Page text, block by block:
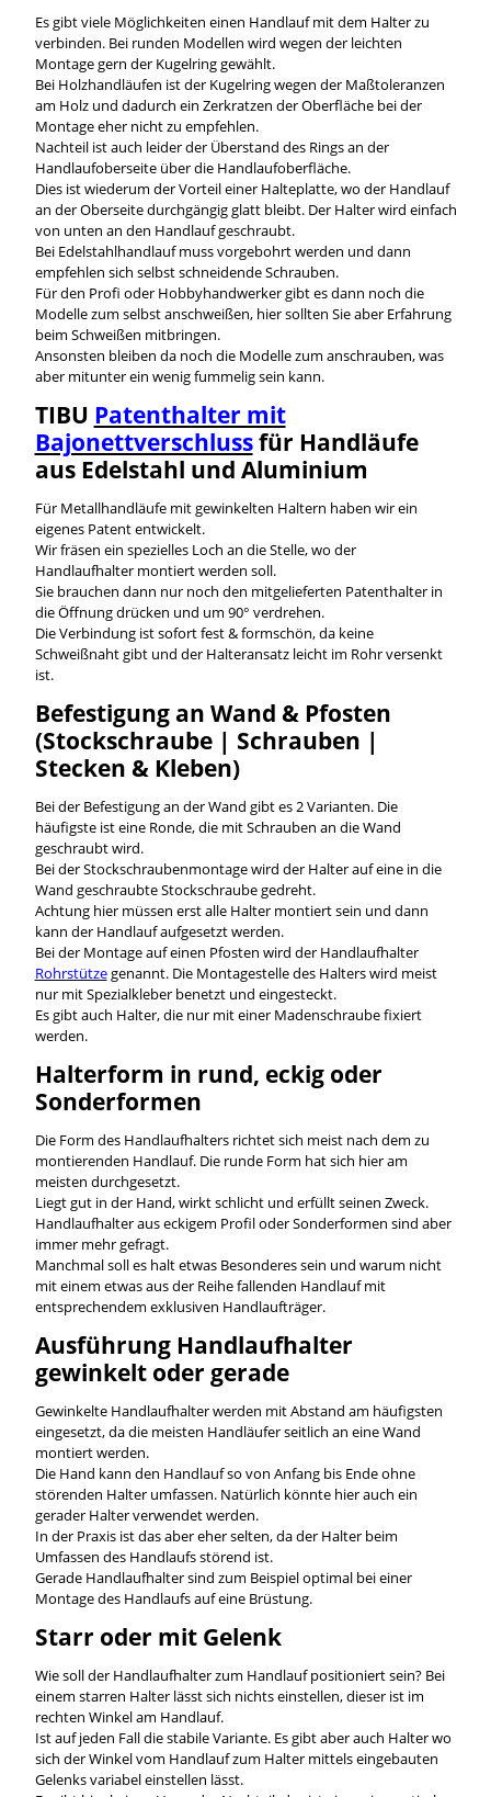
Es gibt viele Möglichkeiten einen Handlauf mit dem Halter zu
verbinden. Bei runden Modellen wird wegen der leichten
Montage gern der Kugelring gewählt.
Bei Holzhandläufen ist der Kugelring wegen der Maßtoleranzen
am Holz und dadurch ein Zerkratzen der Oberfläche bei der
Montage eher nicht zu empfehlen.
Nachteil ist auch leider der Überstand des Rings an der
Handlaufoberseite über die Handlaufoberfläche.
Dies ist wiederum der Vorteil einer Halteplatte, wo der Handlauf
an der Oberseite durchgängig glatt bleibt. Der Halter wird einfach
von unten an den Handlauf geschraubt.
Bei Edelstahlhandlauf muss vorgebohrt werden und dann
empfehlen sich selbst schneidende Schrauben.
Für den Profi oder Hobbyhandwerker gibt es dann noch die
Modelle zum selbst anschweißen, hier sollten Sie aber Erfahrung
beim Schweißen mitbringen.
Ansonsten bleiben da noch die Modelle zum anschrauben, was
aber mitunter ein wenig fummelig sein kann.
TIBU Patenthalter mit
Bajonettverschlussfür Handläufe
aus Edelstahl und Aluminium
Für Metallhandläufe mit gewinkelten Haltern haben wir ein
eigenes Patent entwickelt.
Wir fräsen ein spezielles Loch an die Stelle, wo der
Handlaufhalter montiert werden soll.
Sie brauchen dann nur noch den mitgelieferten Patenthalter in
die Öffnung drücken und um 90° verdrehen.
Die Verbindung ist sofort fest & formschön, da keine
Schweißnaht gibt und der Halteransatz leicht im Rohr versenkt
ist.
Befestigung an Wand & Pfosten
(Stockschraube | Schrauben |
Stecken & Kleben)
Bei der Befestigung an der Wand gibt es 2 Varianten. Die
häufigste ist eine Ronde, die mit Schrauben an die Wand
geschraubt wird.
Bei der Stockschraubenmontage wird der Halter auf eine in die
Wand geschraubte Stockschraube gedreht.
Achtung hier müssen erst alle Halter montiert sein und dann
kann der Handlauf aufgesetzt werden.
Bei der Montage auf einen Pfosten wird der Handlaufhalter
Rohrstützegenannt. Die Montagestelle des Halters wird meist
nur mit Spezialkleber benetzt und eingesteckt.
Es gibt auch Halter, die nur mit einer Madenschraube fixiert
werden.
Halterform in rund, eckig oder
Sonderformen
Die Form des Handlaufhalters richtet sich meist nach dem zu
montierenden Handlauf. Die runde Form hat sich hier am
meisten durchgesetzt.
Liegt gut in der Hand, wirkt schlicht und erfüllt seinen Zweck.
Handlaufhalter aus eckigem Profil oder Sonderformen sind aber
immer mehr gefragt.
Manchmal soll es halt etwas Besonderes sein und warum nicht
mit einem etwas aus der Reihe fallenden Handlauf mit
entsprechendem exklusiven Handlaufträger.
Ausführung Handlaufhalter
gewinkelt oder gerade
Gewinkelte Handlaufhalter werden mit Abstand am häufigsten
eingesetzt, da die meisten Handläufer seitlich an eine Wand
montiert werden.
Die Hand kann den Handlauf so von Anfang bis Ende ohne
störenden Halter umfassen. Natürlich könnte hier auch ein
gerader Halter verwendet werden.
In der Praxis ist das aber eher selten, da der Halter beim
Umfassen des Handlaufs störend ist.
Gerade Handlaufhalter sind zum Beispiel optimal bei einer
Montage des Handlaufs auf eine Brüstung.
Starr oder mit Gelenk
Wie soll der Handlaufhalter zum Handlauf positioniert sein? Bei
einem starren Halter lässt sich nichts einstellen, dieser ist im
rechten Winkel am Handlauf.
Ist auf jeden Fall die stabile Variante. Es gibt aber auch Halter wo
sich der Winkel vom Handlauf zum Halter mittels eingebauten
Gelenks variabel einstellen lässt.